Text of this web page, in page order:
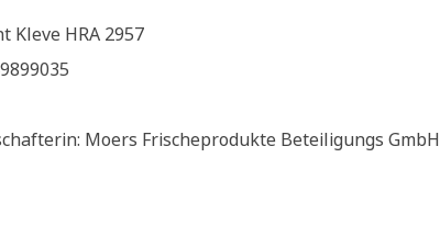
Kleve HRA 2957
Moers Frischeprodukte Beteiligungs GmbH